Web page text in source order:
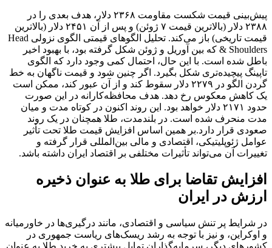
پیش‌بینی قیمت شکست مقاومت ۲۳۶۸ دلار، هدف بعدی را در
۲۳۸۸ دلار (بالاترین قیمت ۷ ژوئن) و پس از آن ۲۴۵۱ دلار (بالاترین
قیمت تاریخی) باز می‌کند. تحلیل الگوهای قیمتی الگوی نزولی Head
& Shoulders که بین آوریل و ژوئن شکل گرفته بود، با بهبود اخیر
باطل شده است. با این حال، احتمال کمی وجود دارد که الگوی
تاپینگ پیچیده‌تری شکل بگیرد. اگر چنین شود و قیمت ناگهان به خط
گردن الگو در ۲۲۷۹ دلار سقوط کند و از آن عبور کند، ممکن است
یک کاهش معکوس رخ دهد. هدف محافظه‌کارانه در این صورت
حدود ۲۱۷۱ دلار خواهد بود. این روند اکنون در کوتاه مدت و میان
مدت منحرف شده است. در بلندمدت، طلا همچنان در یک روند
صعودی قرار دارد.بر همین اساس افزایش قیمت طلا تحت تأثیر
عوامل ژئوپلیتیکی، اقتصادی و مالی بین‌المللی قرار گرفته و
تغییرات آن می‌تواند تأثیرات مختلفی بر اقتصاد ایران داشته باشد.
افزایش تقاضا برای طلا به عنوان ذخیره
ارزش در ایران
در شرایط پر تنش سیاسی و اقتصادی، مانند درگیری‌ها در خاورمیانه
و اوکراین، و نیز با توجه به رشد ریسک‌های ریاست جمهوری در
کشورهای دیگر، سرمایه‌گذاران تمایل بیشتری به خرید طلا به عنوان